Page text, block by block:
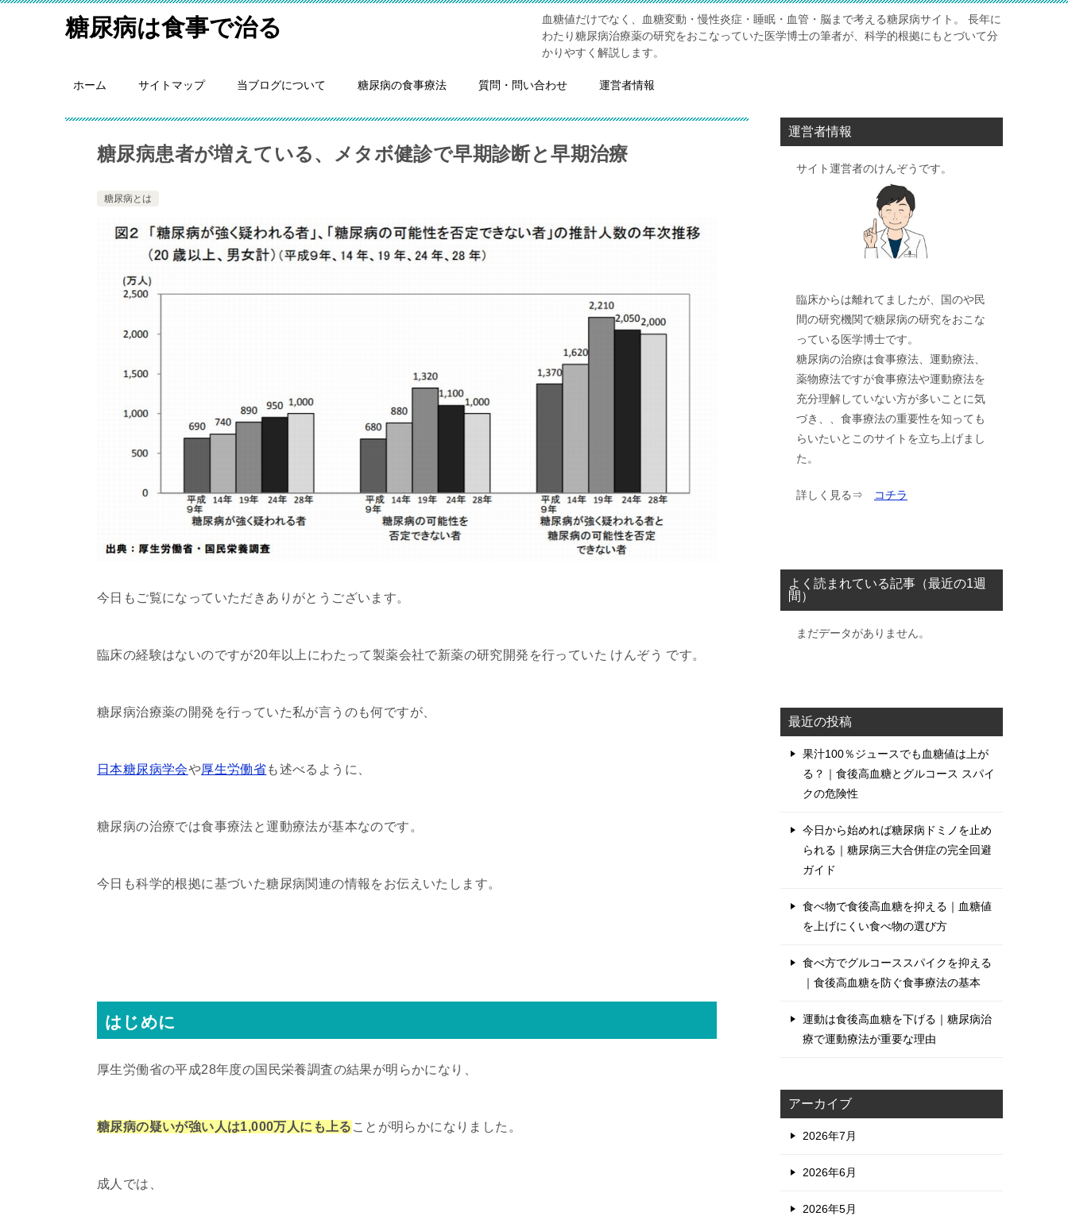
糖尿病は食事で治る
血糖値だけでなく、血糖変動・慢性炎症・睡眠・血管・脳まで考える糖尿病サイト。 長年に
わたり糖尿病治療薬の研究をおこなっていた医学博士の筆者が、科学的根拠にもとづいて分
かりやすく解説します。
ホーム サイトマップ 当ブログについて 糖尿病の食事療法 質問・問い合わせ 運営者情報
糖尿病患者が増えている、メタボ健診で早期診断と早期治療
糖尿病とは
今日もご覧になっていただきありがとうございます。
臨床の経験はないのですが20年以上にわたって製薬会社で新薬の研究開発を行っていた けんぞう です。
糖尿病治療薬の開発を行っていた私が言うのも何ですが、
日本糖尿病学会や厚生労働省も述べるように、
糖尿病の治療では食事療法と運動療法が基本なのです。
今日も科学的根拠に基づいた糖尿病関連の情報をお伝えいたします。
はじめに
厚生労働省の平成28年度の国民栄養調査の結果が明らかになり、
糖尿病の疑いが強い人は1,000万人にも上る ことが明らかになりました。
成人では、
運営者情報
サイト運営者のけんぞうです。
臨床からは離れてましたが、国のや民
間の研究機関で糖尿病の研究をおこな
っている医学博士です。
糖尿病の治療は食事療法、運動療法、
薬物療法ですが食事療法や運動療法を
充分理解していない方が多いことに気
づき、、食事療法の重要性を知っても
らいたいとこのサイトを立ち上げまし
た。
詳しく見る⇒ コチラ
よく読まれている記事（最近の1週
間）
まだデータがありません。
最近の投稿
果汁100％ジュースでも血糖値は上が
る？｜食後高血糖とグルコース スパイ
クの危険性
今日から始めれば糖尿病ドミノを止め
られる｜糖尿病三大合併症の完全回避
ガイド
食べ物で食後高血糖を抑える｜血糖値
を上げにくい食べ物の選び方
食べ方でグルコーススパイクを抑える
｜食後高血糖を防ぐ食事療法の基本
運動は食後高血糖を下げる｜糖尿病治
療で運動療法が重要な理由
アーカイブ
2026年7月
2026年6月
2026年5月